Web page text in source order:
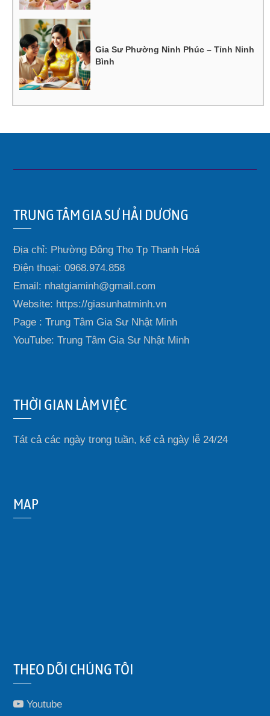
Gia Sư Phường Ninh Phúc – Tỉnh Ninh
Bình
TRUNG TÂM GIA SƯ HẢI DƯƠNG
Địa chỉ: Phường Đông Thọ Tp Thanh Hoá
Điện thoại: 0968.974.858
Email: nhatgiaminh@gmail.com
Website: https://giasunhatminh.vn
Page : Trung Tâm Gia Sư Nhật Minh
YouTube: Trung Tâm Gia Sư Nhật Minh
THỜI GIAN LÀM VIỆC
Tát cả các ngày trong tuần, kể cả ngày lễ 24/24
MAP
THEO DÕI CHÚNG TÔI
Youtube